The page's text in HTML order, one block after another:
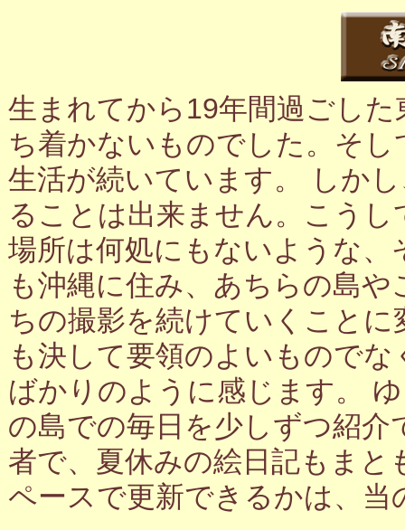
生まれてから19年間過ごし
ち着かないものでした。そ
生活が続いています。 しか
ることは出来ません。こう
場所は何処にもないような
も沖縄に住み、あちらの島
ちの撮影を続けていくこと
も決して要領のよいもので
ばかりのように感じます。
の島での毎日を少しずつ紹
者で、夏休みの絵日記もま
ペースで更新できるかは、